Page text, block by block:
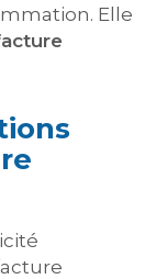
Elle